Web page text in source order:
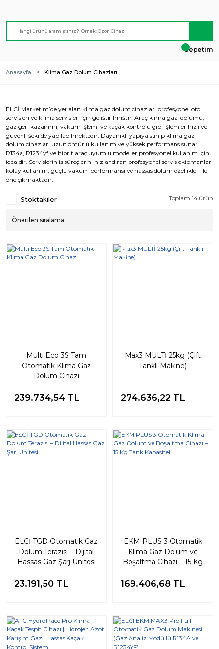
Sepetim
Anasayfa Klima Gaz Dolum Cihazları
ELCİ Marketim’de yer alan klima gaz dolum cihazları profesyonel oto
servisleri ve klima servisleri için geliştirilmiştir. Araç klima gazı dolumu,
gaz geri kazanımı, vakum işlemi ve kaçak kontrolü gibi işlemler hızlı ve
güvenli şekilde yapılabilmektedir. Dayanıklı yapıya sahip klima gaz
dolum cihazları uzun ömürlü kullanım ve yüksek performans sunar.
R134a, R1234yf ve hibrit araç uyumlu modeller profesyonel kullanım için
idealdir. Servislerin iş süreçlerini hızlandıran profesyonel servis ekipmanları
kolay kullanım, güçlü vakum performansı ve hassas dolum özellikleri ile
öne çıkmaktadır.
Stoktakiler Toplam 14 ürün
Multi Eco 3S Tam
Otomatik Klima Gaz
Dolum Cihazı
239.734,54 TL
Yeni
Max3 MULTİ 25kg (Çift
Tanklı Makine)
274.636,22 TL
Yeni
ELCİ TGD Otomatik Gaz
Dolum Terazisi – Dijital
Hassas Gaz Şarj Ünitesi
23.191,50 TL
Yeni
EKM PLUS 3 Otomatik
Klima Gaz Dolum ve
Boşaltma Cihazı – 15 Kg
169.406,68 TL
Yeni